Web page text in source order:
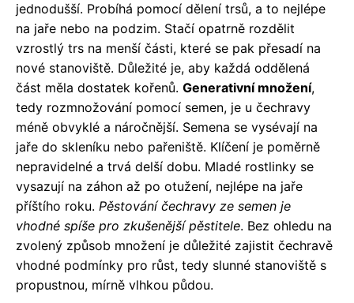
jednodušší. Probíhá pomocí dělení trsů, a to nejlépe
na jaře nebo na podzim. Stačí opatrně rozdělit
vzrostlý trs na menší části, které se pak přesadí na
nové stanoviště. Důležité je, aby každá oddělená
část měla dostatek kořenů. Generativní množení,
tedy rozmnožování pomocí semen, je u čechravy
méně obvyklé a náročnější. Semena se vysévají na
jaře do skleníku nebo pařeniště. Klíčení je poměrně
nepravidelné a trvá delší dobu. Mladé rostlinky se
vysazují na záhon až po otužení, nejlépe na jaře
příštího roku. Pěstování čechravy ze semen je
vhodné spíše pro zkušenější pěstitele. Bez ohledu na
zvolený způsob množení je důležité zajistit čechravě
vhodné podmínky pro růst, tedy slunné stanoviště s
propustnou, mírně vlhkou půdou.